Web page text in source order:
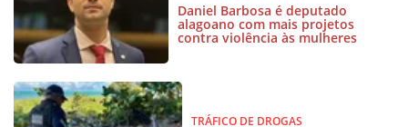
Daniel Barbosa é deputado
alagoano com mais projetos
contra violência às mulheres
TRÁFICO DE DROGAS